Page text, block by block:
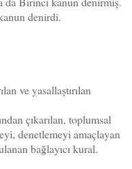
denirdi.
ve yasallaştırılan
çıkarılan, toplumsal
denetlemeyi amaçlayan
bağlayıcı kural.